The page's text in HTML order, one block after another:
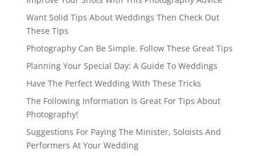
Want Solid Tips About Weddings Then Check Out
These Tips
Photography Can Be Simple. Follow These Great Tips
Planning Your Special Day: A Guide To Weddings
Have The Perfect Wedding With These Tricks
The Following Information Is Great For Tips About
Photography!
Suggestions For Paying The Minister, Soloists And
Performers At Your Wedding